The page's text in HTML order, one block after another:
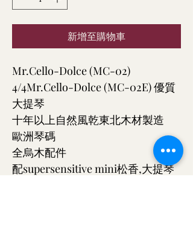
新增至購物車
Mr.Cello-Dolce (MC-02)
4/4Mr.Cello-Dolce (MC-02E) 優質
大提琴
十年以上自然風乾東北木材製造
歐洲琴碼
全烏木配件
配supersensitive mini松香,大提琴